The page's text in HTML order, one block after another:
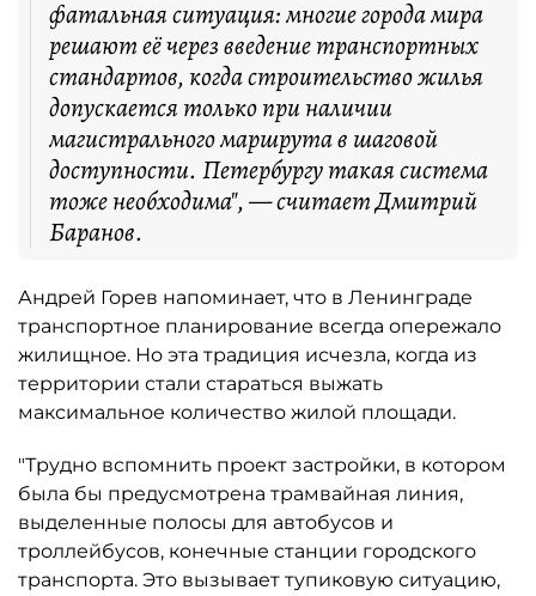
фатальная ситуация: многие города мира
решают её через введение транспортных
стандартов, когда строительство жилья
допускается только при наличии
магистрального маршрута в шаговой
доступности. Петербургу такая система
тоже необходима", — считает Дмитрий
Баранов.
Андрей Горев напоминает, что в Ленинграде
транспортное планирование всегда опережало
жилищное. Но эта традиция исчезла, когда из
территории стали стараться выжать
максимальное количество жилой площади.
"Трудно вспомнить проект застройки, в котором
была бы предусмотрена трамвайная линия,
выделенные полосы для автобусов и
троллейбусов, конечные станции городского
транспорта. Это вызывает тупиковую ситуацию,